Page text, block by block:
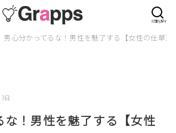
男心分かってるな！男性を魅了する【女性の仕草】
日
な！男性を魅了する【女性